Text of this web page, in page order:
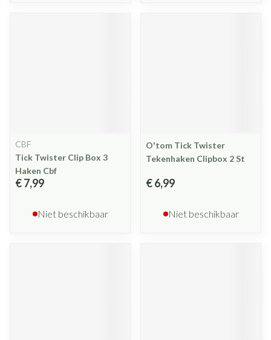
CBF
Tick Twister Clip Box 3
Haken Cbf
€ 7,99
Niet beschikbaar
O'tom Tick Twister
Tekenhaken Clipbox 2 St
€ 6,99
Niet beschikbaar